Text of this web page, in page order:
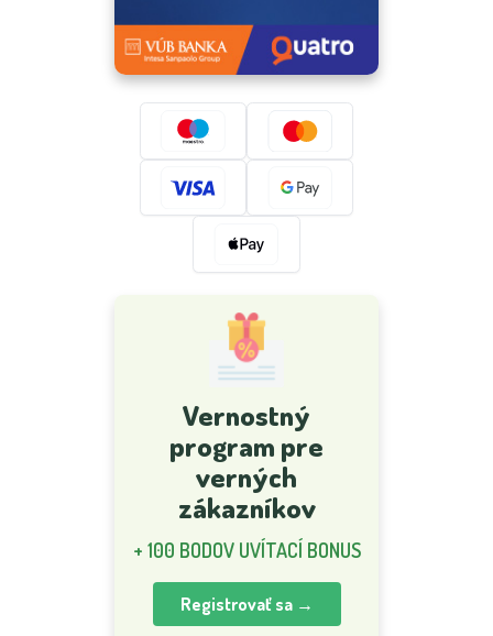
Vernostný
program pre
verných
zákazníkov
+ 100 BODOV UVÍTACÍ BONUS
Registrovať sa →